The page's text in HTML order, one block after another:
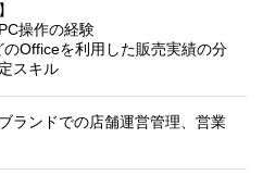
操作の経験
のOfficeを利用した販売実績の分
スキル
ランドでの店舗運営管理、営業